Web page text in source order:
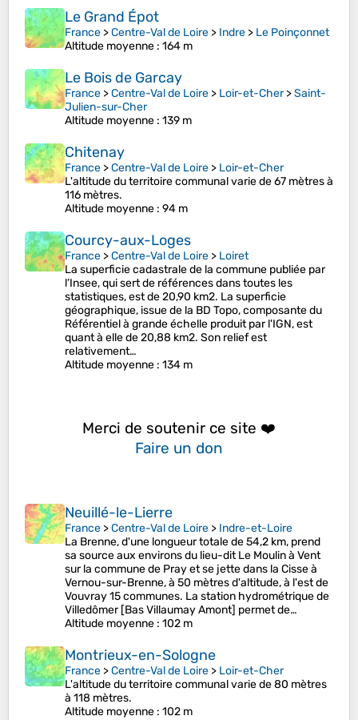
Le Grand Épot
France >Centre-Val de Loire > Indre > Le Poinçonnet
Altitude moyenne : 164 m
Le Bois de Garcay
France >Centre-Val de Loire > Loir-et-Cher>Saint-
Julien-sur-Cher
Altitude moyenne : 139 m
Chitenay
France >Centre-Val de Loire > Loir-et-Cher
L'altitude du territoire communal varie de 67 mètres à
116 mètres.
Altitude moyenne : 94 m
Courcy-aux-Loges
France >Centre-Val de Loire > Loiret
La superficie cadastrale de la commune publiée par
l’Insee, qui sert de références dans toutes les
statistiques, est de 20,90 km2. La superficie
géographique, issue de la BD Topo, composante du
Référentiel à grande échelle produit par l'IGN, est
quant à elle de 20,88 km2. Son relief est
relativement…
Altitude moyenne : 134 m
Merci de soutenir ce site ❤️
Faire un don
Neuillé-le-Lierre
France >Centre-Val de Loire > Indre-et-Loire
La Brenne, d'une longueur totale de 54,2 km, prend
sa source aux environs du lieu-dit Le Moulin à Vent
sur la commune de Pray et se jette dans la Cisse à
Vernou-sur-Brenne, à 50 mètres d'altitude, à l'est de
Vouvray 15 communes. La station hydrométrique de
Villedômer [Bas Villaumay Amont] permet de…
Altitude moyenne : 102 m
Montrieux-en-Sologne
France >Centre-Val de Loire > Loir-et-Cher
L'altitude du territoire communal varie de 80 mètres
à 118 mètres.
Altitude moyenne : 102 m